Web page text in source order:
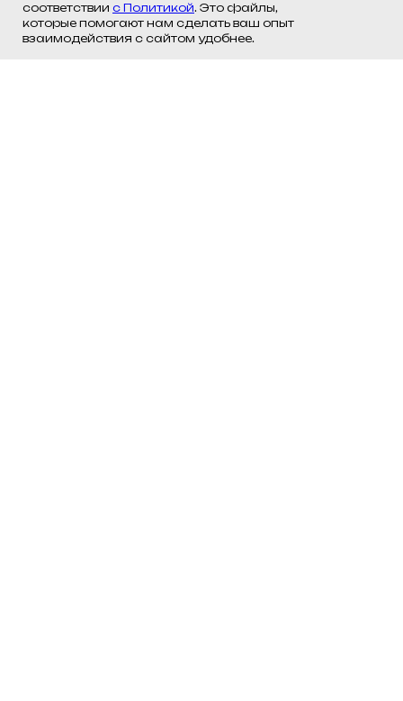
соответствии с Политикой. Это файлы,
которые помогают нам сделать ваш опыт
взаимодействия с сайтом удобнее.